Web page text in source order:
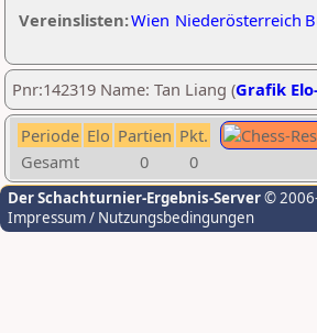
Vereinslisten:Wien Niederösterreich
Pnr:142319 Name: Tan Liang (Grafik
Periode Elo Partien Pkt.
Gesamt
0 0
Der Schachturnier-Ergebnis-Server©
Impressum / Nutzungsbedingungen